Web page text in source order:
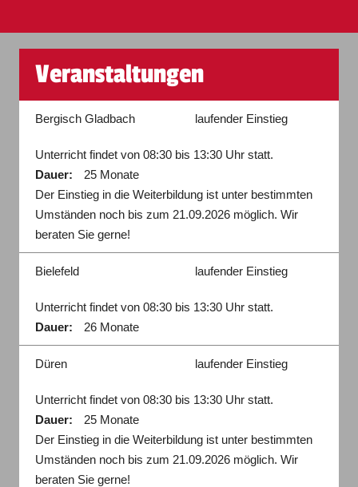
Veranstaltungen
Bergisch Gladbach laufender Einstieg
Unterricht findet von 08:30 bis 13:30 Uhr statt.
Dauer:
25 Monate
Der Einstieg in die Weiterbildung ist unter bestimmten
Umständen noch bis zum 21.09.2026 möglich. Wir
beraten Sie gerne!
Bielefeld laufender Einstieg
Unterricht findet von 08:30 bis 13:30 Uhr statt.
Dauer:
26 Monate
Düren laufender Einstieg
Unterricht findet von 08:30 bis 13:30 Uhr statt.
Dauer:
25 Monate
Der Einstieg in die Weiterbildung ist unter bestimmten
Umständen noch bis zum 21.09.2026 möglich. Wir
beraten Sie gerne!